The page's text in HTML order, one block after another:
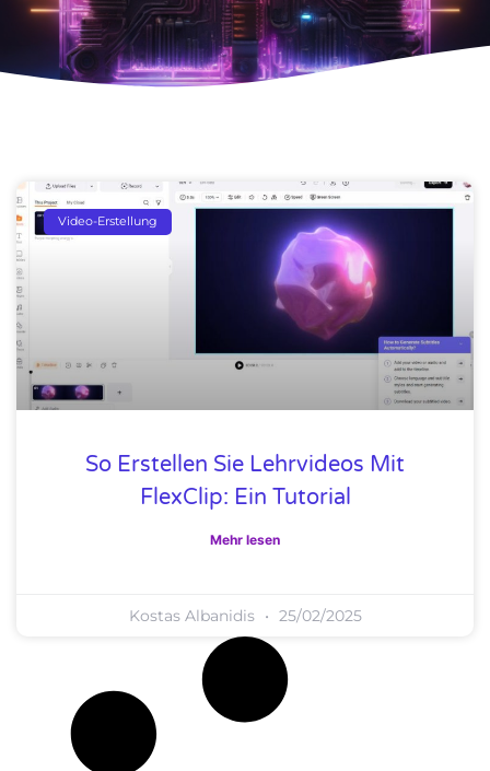
Video-Erstellung
So Erstellen Sie Lehrvideos Mit
FlexClip: Ein Tutorial
Mehr lesen
Kostas Albanidis 25/02/2025